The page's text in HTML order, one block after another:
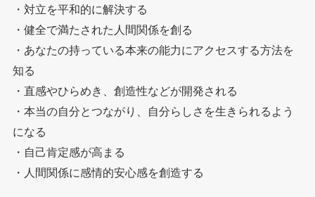
・対立を平和的に解決する
・健全で満たされた人間関係を創る
・あなたの持っている本来の能力にアクセスする方法を
知る
・直感やひらめき、創造性などが開発される
・本当の自分とつながり、自分らしさを生きられるよう
になる
・自己肯定感が高まる
・人間関係に感情的安心感を創造する